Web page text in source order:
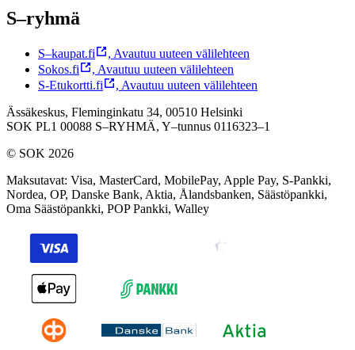
S–ryhmä
S–kaupat.fi , Avautuu uuteen välilehteen
Sokos.fi
, Avautuu uuteen välilehteen
S-Etukortti.fi
, Avautuu uuteen välilehteen
Ässäkeskus, Fleminginkatu 34, 00510 Helsinki
SOK PL1 00088 S–RYHMÄ, Y–tunnus 0116323–1
© SOK 2026
Maksutavat: Visa, MasterCard, MobilePay, Apple Pay, S-Pankki,
Nordea, OP, Danske Bank, Aktia, Ålandsbanken, Säästöpankki,
Oma Säästöpankki, POP Pankki, Walley